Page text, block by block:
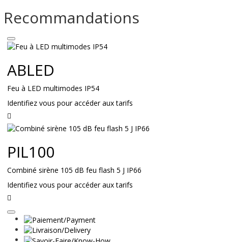
Recommandations
ABLED
Feu à LED multimodes IP54
Identifiez vous pour accéder aux tarifs
la
PIL100
Combiné sirène 105 dB feu flash 5 J IP66
Identifiez vous pour accéder aux tarifs
la
suite